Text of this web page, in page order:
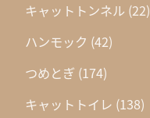
キャットトンネル (22)
ハンモック (42)
つめとぎ (174)
キャットトイレ (138)